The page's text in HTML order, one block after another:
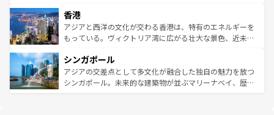
とつ。フォーやバインミー、ベトナムコーヒーなどは、ぜ
ひ現地で味わいたい。どの地域を訪れてもあたたかい人々
が旅行者を迎えてくれるので、きっと忘れられない旅にな
参照してほしい。
の活気が交差している。北部ではチェンマイなどの山岳地
帯で自然と触れ合い、南部ではプーケットやクラビの美し
いビーチでリゾート気分を楽しむことができる。タイ料理
激する。気候は一年中温暖で、どの季節にも異なる楽しみ
が待っている。親しみやすいタイの人々、仏教を中心とし
た文化、そして多様な観光資源が、訪れる旅人を魅了し続
香港
アジアと西洋の文化が交わる香港は、特有のエネルギーを
もっている。ヴィクトリア湾に広がる壮大な景色、近未来
み、どこを訪れても感動するはず。観光スポットが密集し
ており、効率よく見どころを回れるのも魅力。息をのむよ
うな絶景から文化的な体験まで、香港を存分に楽しみ尽く
シンガポール
アジアの交差点として多文化が融合した独自の魅力を放つ
シンガポール。未来的な建築物が並ぶマリーナベイ、歴史